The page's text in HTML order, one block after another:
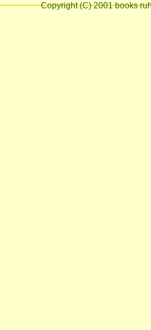
Copyright (C) 2001 books